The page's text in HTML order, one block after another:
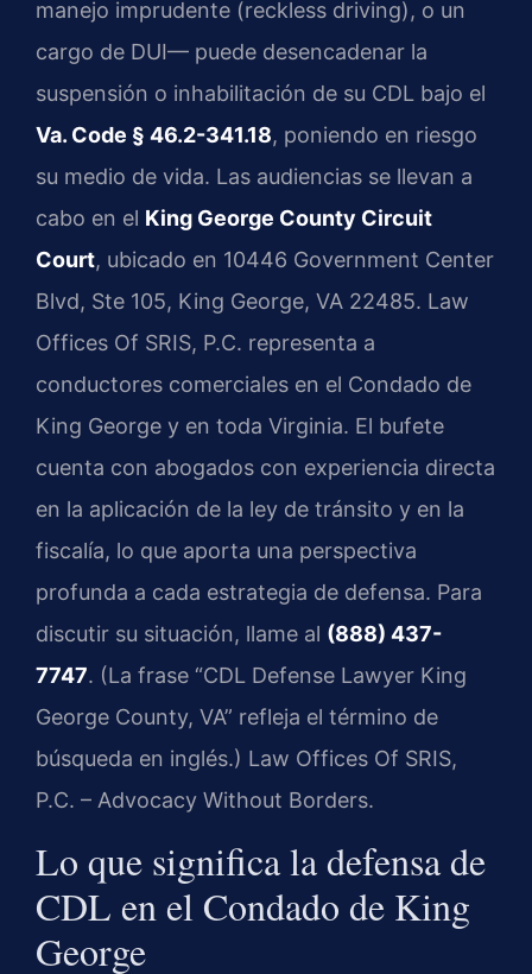
manejo imprudente (reckless driving), o un
cargo de DUI— puede desencadenar la
suspensión o inhabilitación de su CDL bajo el
Va. Code § 46.2-341.18, poniendo en riesgo
su medio de vida. Las audiencias se llevan a
cabo en el King George County Circuit
Court, ubicado en 10446 Government Center
Blvd, Ste 105, King George, VA 22485. Law
Offices Of SRIS, P.C. representa a
conductores comerciales en el Condado de
King George y en toda Virginia. El bufete
cuenta con abogados con experiencia directa
en la aplicación de la ley de tránsito y en la
fiscalía, lo que aporta una perspectiva
profunda a cada estrategia de defensa. Para
discutir su situación, llame al (888) 437-
7747. (La frase “CDL Defense Lawyer King
George County, VA” refleja el término de
búsqueda en inglés.) Law Offices Of SRIS,
P.C. – Advocacy Without Borders.
Lo que significa la defensa de
CDL en el Condado de King
George